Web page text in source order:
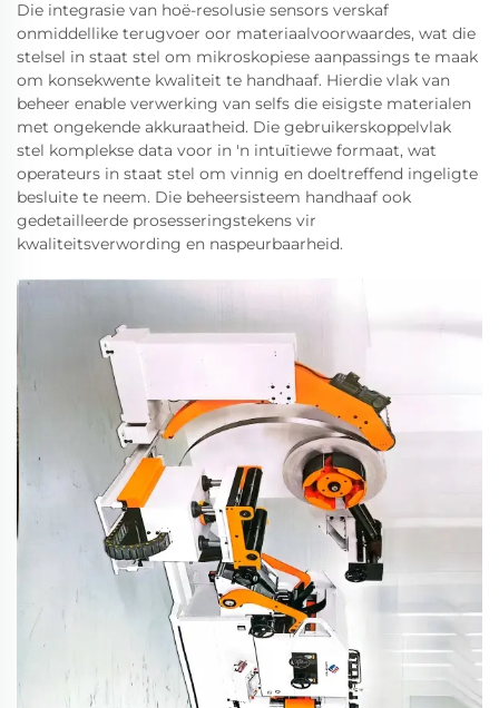
Die integrasie van hoë-resolusie sensors verskaf
onmiddellike terugvoer oor materiaalvoorwaardes, wat die
stelsel in staat stel om mikroskopiese aanpassings te maak
om konsekwente kwaliteit te handhaaf. Hierdie vlak van
beheer enable verwerking van selfs die eisigste materialen
met ongekende akkuraatheid. Die gebruikerskoppelvlak
stel komplekse data voor in 'n intuïtiewe formaat, wat
operateurs in staat stel om vinnig en doeltreffend ingeligte
besluite te neem. Die beheersisteem handhaaf ook
gedetailleerde prosesseringstekens vir
kwaliteitsverwording en naspeurbaarheid.